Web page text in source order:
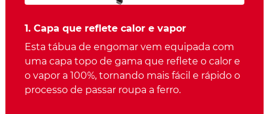
1. Capa que reflete calor e vapor
Esta tábua de engomar vem equipada com
uma capa topo de gama que reflete o calor e
o vapor a 100%, tornando mais fácil e rápido o
processo de passar roupa a ferro.